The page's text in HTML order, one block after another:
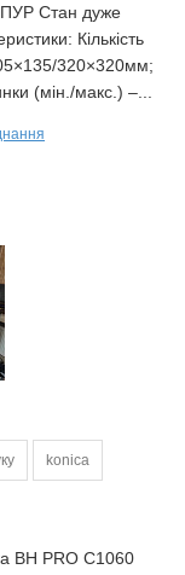
Стан дуже
Кількість
320×320мм;
(мін./макс.) –...
konica
BH PRO C1060